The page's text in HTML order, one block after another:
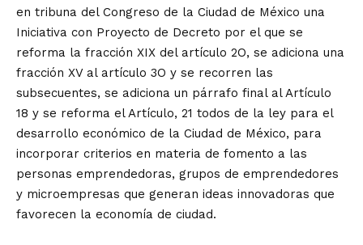
en tribuna del Congreso de la Ciudad de México una
Iniciativa con Proyecto de Decreto por el que se
reforma la fracción XIX del artículo 2O, se adiciona una
fracción XV al artículo 3O y se recorren las
subsecuentes, se adiciona un párrafo final al Artículo
18 y se reforma el Artículo, 21 todos de la ley para el
desarrollo económico de la Ciudad de México, para
incorporar criterios en materia de fomento a las
personas emprendedoras, grupos de emprendedores
y microempresas que generan ideas innovadoras que
favorecen la economía de ciudad.